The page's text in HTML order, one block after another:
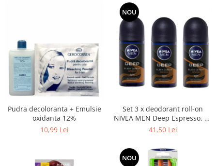
Pudra decoloranta + Emulsie
oxidanta 12%
10,99 Lei
NOU
Set 3 x deodorant roll-on
NIVEA MEN Deep Espresso, 50
ml
41,50 Lei
NOU